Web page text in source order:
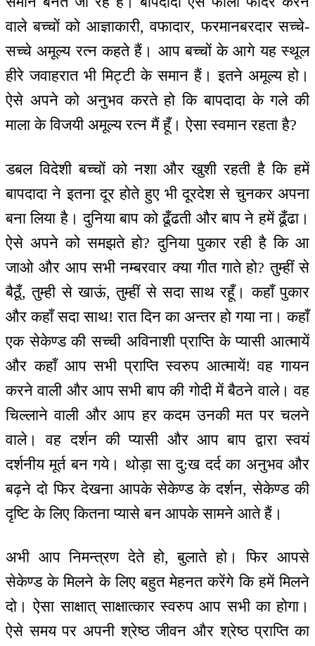
वाले बच्चों को आज्ञाकारी, वफादार, फरमानबरदार सच्चे-
सच्चे अमूल्य रत्न कहते हैं। आप बच्चों के आगे यह स्थूल
हीरे जवाहरात भी मिट्टी के समान हैं। इतने अमूल्य हो।
ऐसे अपने को अनुभव करते हो कि बापदादा के गले की
माला के विजयी अमूल्य रत्न मैं हूँ। ऐसा स्वमान रहता है?
डबल विदेशी बच्चों को नशा और खुशी रहती है कि हमें
बापदादा ने इतना दूर होते हुए भी दूरदेश से चुनकर अपना
बना लिया है। दुनिया बाप को ढूँढती और बाप ने हमें ढूँढा।
ऐसे अपने को समझते हो? दुनिया पुकार रही है कि आ
जाओ और आप सभी नम्बरवार क्या गीत गाते हो? तुम्हीं से
बैठूँ, तुम्ही से खाऊं, तुम्हीं से सदा साथ रहूँ। कहाँ पुकार
और कहाँ सदा साथ! रात दिन का अन्तर हो गया ना। कहाँ
एक सेकेण्ड की सच्ची अविनाशी प्राप्ति के प्यासी आत्मायें
और कहाँ आप सभी प्राप्ति स्वरुप आत्मायें! वह गायन
करने वाली और आप सभी बाप की गोदी में बैठने वाले। वह
चिल्लाने वाली और आप हर कदम उनकी मत पर चलने
वाले। वह दर्शन की प्यासी और आप बाप द्वारा स्वयं
दर्शनीय मूर्त बन गये। थोड़ा सा दु:ख दर्द का अनुभव और
बढ़ने दो फिर देखना आपके सेकेण्ड के दर्शन, सेकेण्ड की
दृष्टि के लिए कितना प्यासे बन आपके सामने आते हैं।
अभी आप निमन्‍त्रण देते हो, बुलाते हो। फिर आपसे
सेकेण्ड के मिलने के लिए बहुत मेहनत करेंगे कि हमें मिलने
दो। ऐसा साक्षात् साक्षात्कार स्वरुप आप सभी का होगा।
ऐसे समय पर अपनी श्रेष्ठ जीवन और श्रेष्ठ प्राप्ति का